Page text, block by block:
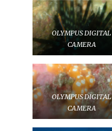
OLYMPUS DIGITAL
CAMERA
OLYMPUS DIGITAL
CAMERA